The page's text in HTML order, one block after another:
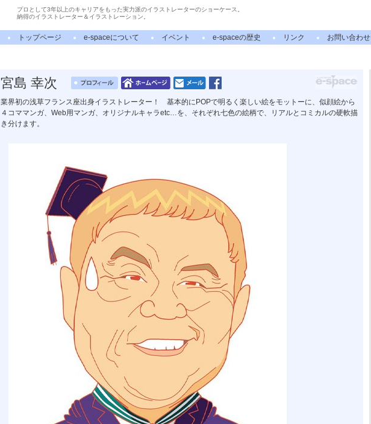
プロとして3年以上のキャリアをもった実力派のイラストレーターのショーケース。
納得のイラストレーター＆イラストレーション。
トップページ e-spaceについて イベント e-spaceの歴史 リンク お問い合わせ
宮島 幸次
業界初の浅草フランス座出身イラストレーター！ 基本的にPOPで明るく楽しい絵をモットーに、似顔絵から
４コママンガ、Web用マンガ、オリジナルキャラetc…を、それぞれ七色の絵柄で、リアルとコミカルの硬軟描
き分けます。